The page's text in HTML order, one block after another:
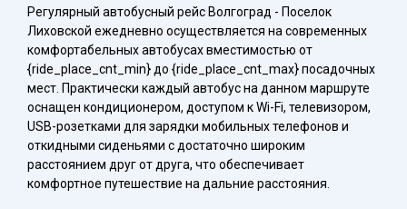
Регулярный автобусный рейс Волгоград - Поселок
Лиховской ежедневно осуществляется на современных
комфортабельных автобусах вместимостью от
{ride_place_cnt_min} до {ride_place_cnt_max} посадочных
мест. Практически каждый автобус на данном маршруте
оснащен кондиционером, доступом к Wi-Fi, телевизором,
USB-розетками для зарядки мобильных телефонов и
откидными сиденьями с достаточно широким
расстоянием друг от друга, что обеспечивает
комфортное путешествие на дальние расстояния.